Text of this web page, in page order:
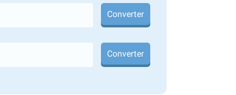
Converter
Converter